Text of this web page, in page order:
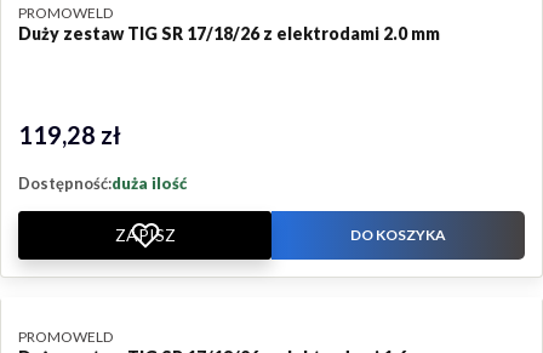
Duży zestaw TIG SR 17/18/26 z elektrodami 2.0 mm
PRODUCENT
PROMOWELD
Cena
119,28 zł
Dostępność:duża ilość
ZAPISZ DO KOSZYKA
PRODUCENT
PROMOWELD